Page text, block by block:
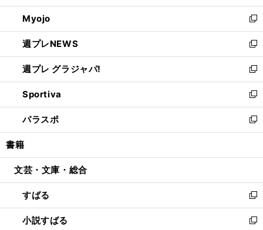
開
く
ウ
で
開
く
ン
ド
ウ
で
開
く
ウ
ィ
ン
ド
ウ
で
開
く
Myojo
新
し
い
ウ
ィ
ン
ド
ウ
で
開
週プレNEWS
新
し
い
ウ
ィ
ン
ド
ウ
開
週プレ グラジャパ!
新
し
い
ウ
ィ
ン
ウ
開
く
Sportiva
新
し
い
ウ
ン
ウ
で
開
く
パラスポ
新
し
ウ
ン
ド
ウ
で
書籍
文芸・文庫・総合
すばる
新
し
い
小説すばる
新